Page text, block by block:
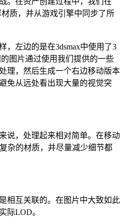
材质，并从游戏引擎中同步了所
，左边的是在3dsmax中使用了3
图片通过使用我们提供的一些
理，然后生成一个右边移动版本
免从远处看出现大量的视觉突
说，处理起来相对简单。在移动
杂的材质，并尽量减少细节都
相互关联的。在图片中大致如此
际LOD。